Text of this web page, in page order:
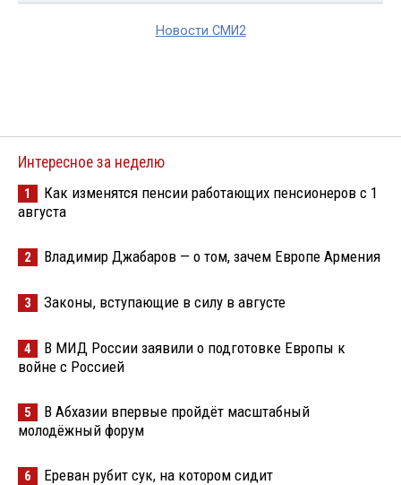
Новости СМИ2
Интересное за неделю
1
Как изменятся пенсии работающих пенсионеров с 1
августа
2 Владимир Джабаров — о том, зачем Европе Армения
3 Законы, вступающие в силу в августе
4
В МИД России заявили о подготовке Европы к
войне с Россией
5
В Абхазии впервые пройдёт масштабный
молодёжный форум
6 Ереван рубит сук, на котором сидит